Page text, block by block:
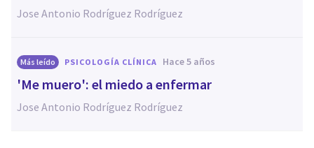
Jose Antonio Rodríguez Rodríguez
Más leído PSICOLOGÍA CLÍNICA hace 5 años
'Me muero': el miedo a enfermar
Jose Antonio Rodríguez Rodríguez